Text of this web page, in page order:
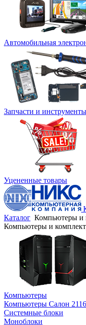
Автомобильная
Запчасти и
Уцененные товары
Каталог Компьютеры и
Компьютеры и
Компьютеры
Компьютеры Салон 2116
Системные блоки
Моноблоки